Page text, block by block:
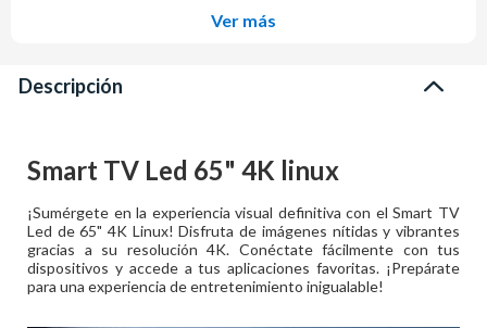
Ver más
Descripción
Smart TV Led 65" 4K linux
¡Sumérgete en la experiencia visual definitiva con el Smart TV
Led de 65" 4K Linux! Disfruta de imágenes nítidas y vibrantes
gracias a su resolución 4K. Conéctate fácilmente con tus
dispositivos y accede a tus aplicaciones favoritas. ¡Prepárate
para una experiencia de entretenimiento inigualable!